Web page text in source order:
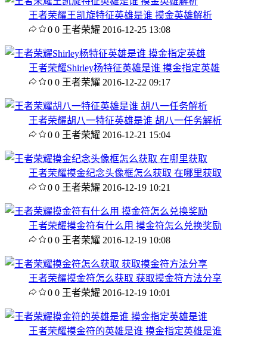
王者荣耀王凯旋特征英雄是谁 摸金英雄解析
0 0 王者荣耀 2016-12-25 13:08
王者荣耀Shirley杨特征英雄是谁 摸金指定英雄
0 0 王者荣耀 2016-12-22 09:17
王者荣耀胡八一特征英雄是谁 胡八一任务解析
0 0 王者荣耀 2016-12-21 15:04
王者荣耀摸金纪念头像框怎么获取 在哪里获取
0 0 王者荣耀 2016-12-19 10:21
王者荣耀摸金符有什么用 摸金符怎么兑换奖励
0 0 王者荣耀 2016-12-19 10:08
王者荣耀摸金符怎么获取 获取摸金符方法分享
0 0 王者荣耀 2016-12-19 10:01
王者荣耀摸金符的英雄是谁 摸金指定英雄是谁